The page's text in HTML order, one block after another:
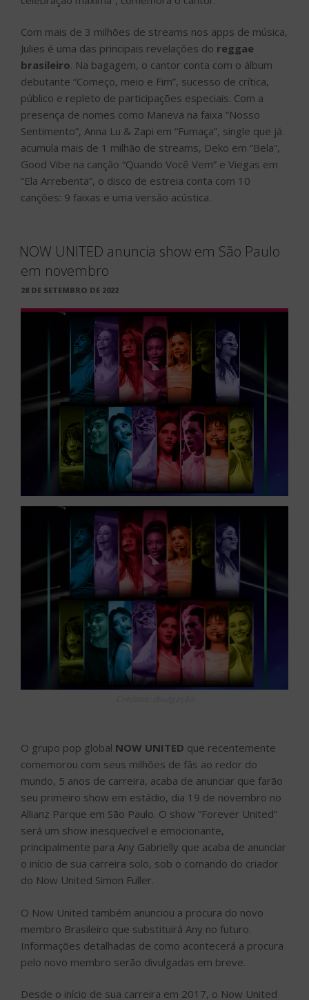
Com mais de 3 milhões de streams nos apps de música,
Julies é uma das principais revelações do reggae
brasileiro. Na bagagem, o cantor conta com o álbum
debutante “Começo, meio e Fim”, sucesso de crítica,
público e repleto de participações especiais. Com a
presença de nomes como Maneva na faixa “Nosso
Sentimento”, Anna Lu & Zapi em “Fumaça”, single que já
acumula mais de 1 milhão de streams, Deko em “Bela”,
Good Vibe na canção “Quando Você Vem” e Viegas em
“Ela Arrebenta”, o disco de estreia conta com 10
canções: 9 faixas e uma versão acústica.
NOW UNITED anuncia show em São Paulo
em novembro
PUBLICADO
28 DE SETEMBRO DE 2022
O grupo pop global NOW UNITED que recentemente
comemorou com seus milhões de fãs ao redor do
mundo, 5 anos de carreira, acaba de anunciar que farão
seu primeiro show em estádio, dia 19 de novembro no
Allianz Parque em São Paulo. O show “Forever United”
será um show inesquecível e emocionante,
principalmente para Any Gabrielly que acaba de anunciar
o início de sua carreira solo, sob o comando do criador
do Now United Simon Fuller.
O Now United também anunciou a procura do novo
membro Brasileiro que substituirá Any no futuro.
Informações detalhadas de como acontecerá a procura
pelo novo membro serão divulgadas em breve.
Desde o início de sua carreira em 2017, o Now United